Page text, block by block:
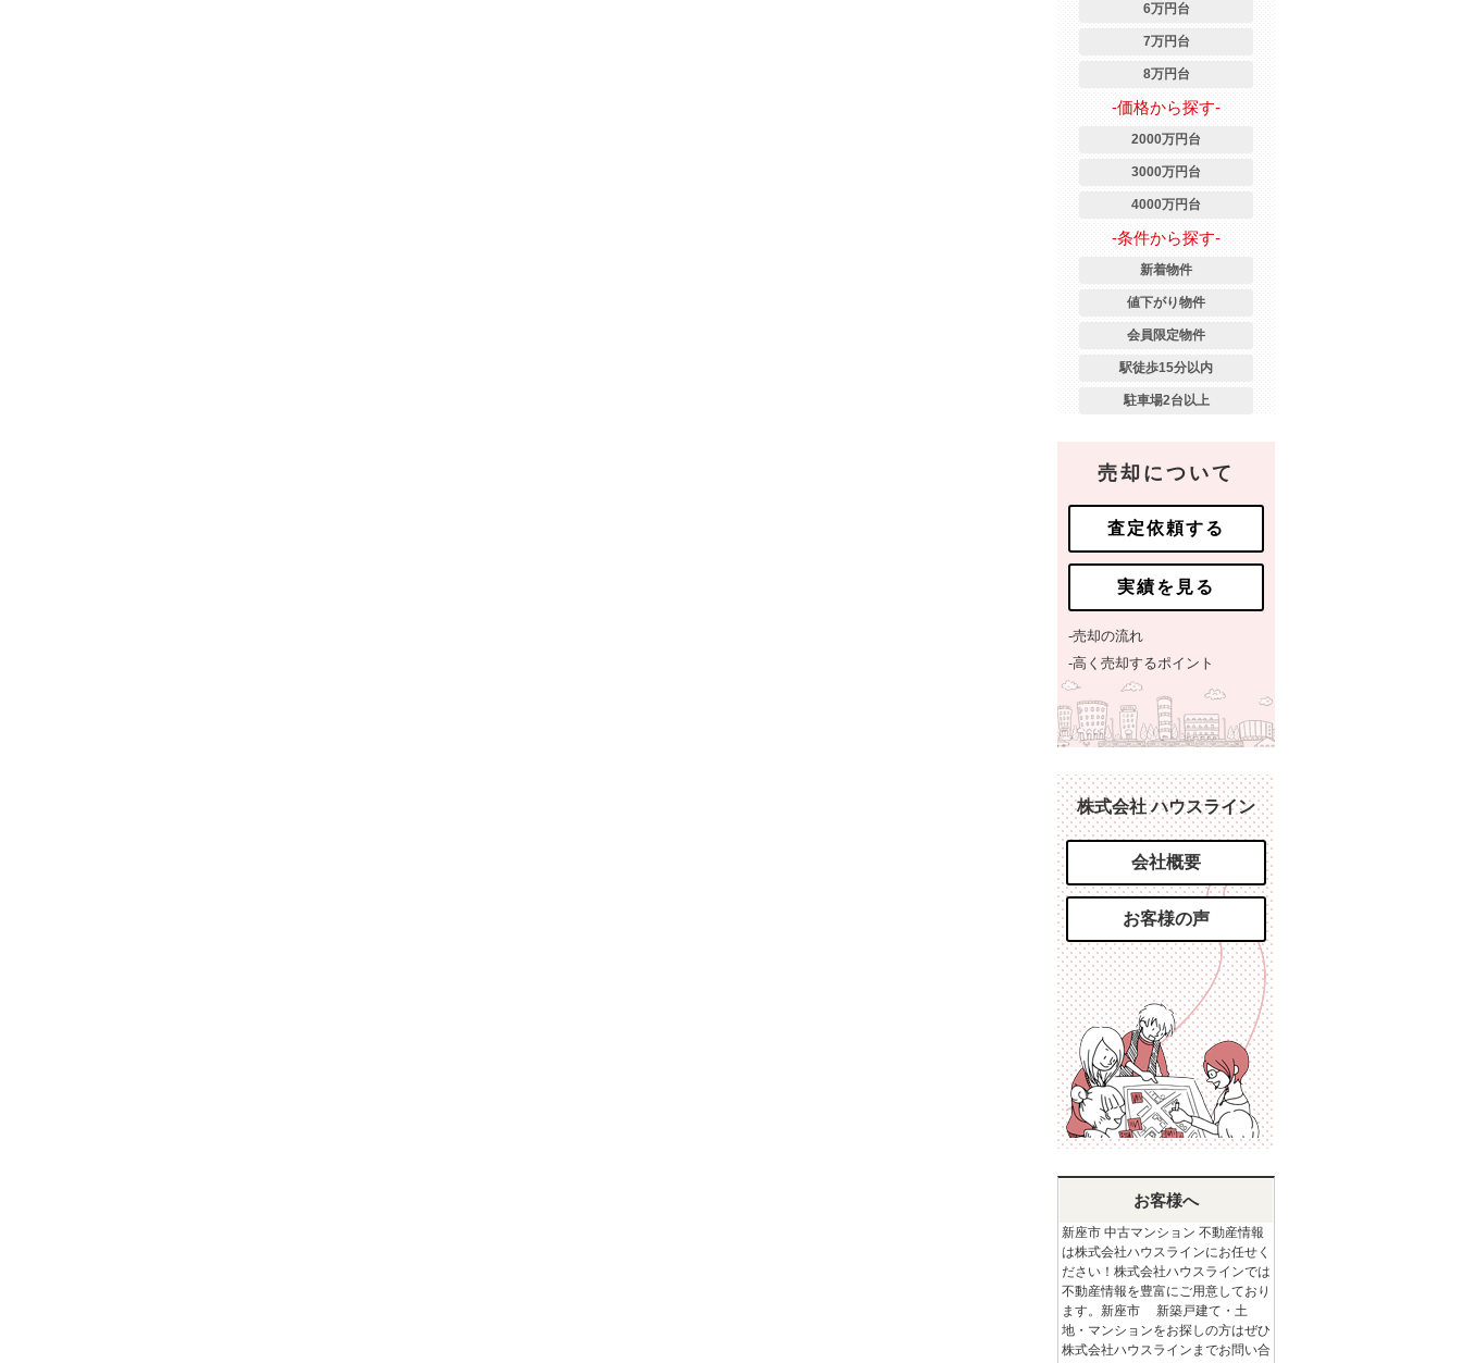
6万円台
7万円台
8万円台
-価格から探す-
2000万円台
3000万円台
4000万円台
-条件から探す-
新着物件
値下がり物件
会員限定物件
駅徒歩15分以内
駐車場2台以上
売却について
査定依頼する
実績を見る
-売却の流れ
-高く売却するポイント
株式会社 ハウスライン
会社概要
お客様の声
お客様へ
新座市 中古マンション 不動産情報
は株式会社ハウスラインにお任せく
ださい！株式会社ハウスラインでは
不動産情報を豊富にご用意しており
ます。新座市 新築戸建て・土
地・マンションをお探しの方はぜひ
株式会社ハウスラインまでお問い合